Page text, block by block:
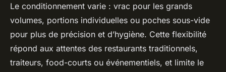
Le conditionnement varie : vrac pour les grands
volumes, portions individuelles ou poches sous-vide
pour plus de précision et d’hygiène. Cette flexibilité
répond aux attentes des restaurants traditionnels,
traiteurs, food-courts ou événementiels, et limite le